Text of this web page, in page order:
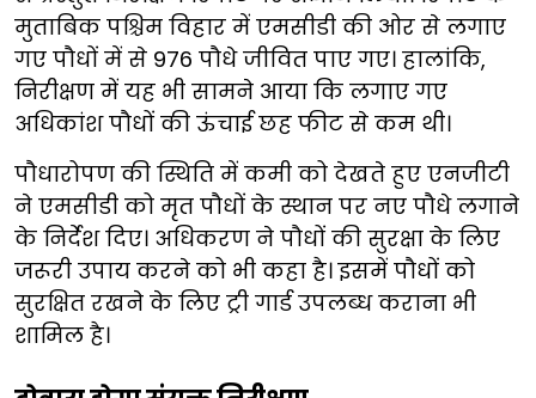
मुताबिक पश्चिम विहार में एमसीडी की ओर से लगाए
गए पौधों में से 976 पौधे जीवित पाए गए। हालांकि,
निरीक्षण में यह भी सामने आया कि लगाए गए
अधिकांश पौधों की ऊंचाई छह फीट से कम थी।
पौधारोपण की स्थिति में कमी को देखते हुए एनजीटी
ने एमसीडी को मृत पौधों के स्थान पर नए पौधे लगाने
के निर्देश दिए। अधिकरण ने पौधों की सुरक्षा के लिए
जरूरी उपाय करने को भी कहा है। इसमें पौधों को
सुरक्षित रखने के लिए ट्री गार्ड उपलब्ध कराना भी
शामिल है।